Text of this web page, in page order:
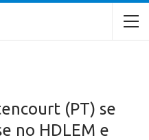
(PT) se
no HDLEM e